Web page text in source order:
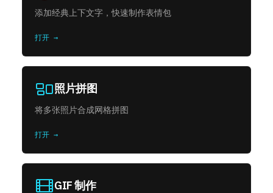
添加经典上下文字，快速制作表情包
打开 →
照片拼图
将多张照片合成网格拼图
打开 →
GIF 制作